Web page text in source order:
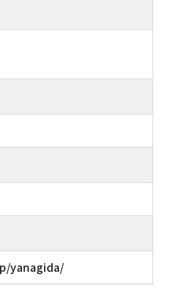
yanagida/